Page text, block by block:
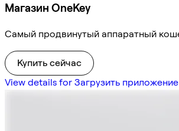
Магазин OneKey
Самый продвинутый аппаратный
Купить сейчас
View details for Загрузить приложение